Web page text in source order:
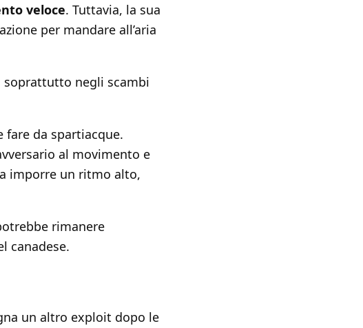
veloce. Tuttavia, la sua
per mandare all’aria
soprattutto negli scambi
da spartiacque.
al movimento e
imporre un ritmo alto,
rimanere
canadese.
un altro exploit dopo le